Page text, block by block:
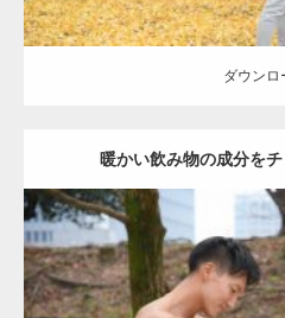
ダウンロ
暖かい飲み物の成分を
Update: